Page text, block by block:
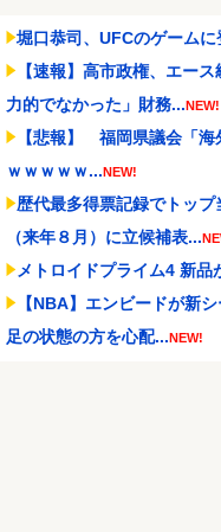
堀口恭司、UFCのゲームに
【速報】高市政権、エー
力的でなかった」財務...NEW!
【悲報】 福岡県議会「海
ｗｗｗｗｗ...NEW!
歴代最多得票記録でトッ
（来年８月）に立候補表...
メトロイドプライム4 新
【NBA】エンビードが新
足の状態の方を心配...NEW!